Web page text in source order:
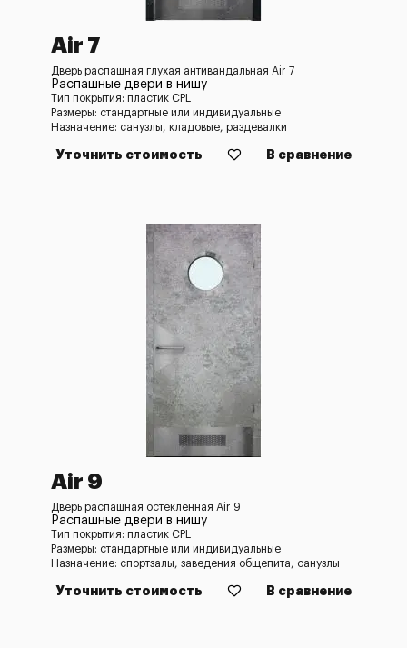
Air 7
Дверь распашная глухая антивандальная Air 7
Распашные двери в нишу
Тип покрытия: пластик CPL
Размеры: стандартные или индивидуальные
Назначение: санузлы, кладовые, раздевалки
Уточнить стоимость В сравнение
Air 9
Дверь распашная остекленная Air 9
Распашные двери в нишу
Тип покрытия: пластик CPL
Размеры: стандартные или индивидуальные
Назначение: спортзалы, заведения общепита, санузлы
Уточнить стоимость В сравнение